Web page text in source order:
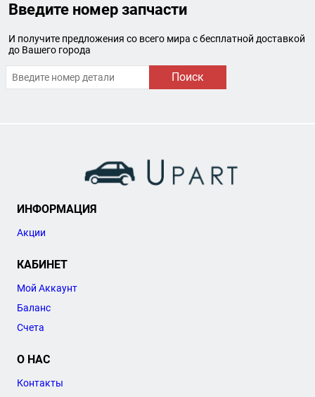
Введите номер запчасти
И получите предложения со всего мира с бесплатной доставкой
до Вашего города
Поиск
ИНФОРМАЦИЯ
Акции
КАБИНЕТ
Мой Аккаунт
Баланс
Счета
О НАС
Контакты